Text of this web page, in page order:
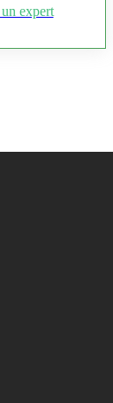
expert